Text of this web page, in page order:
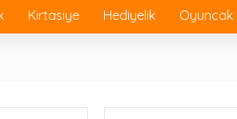
Kırtasiye Hediyelik Oyuncak